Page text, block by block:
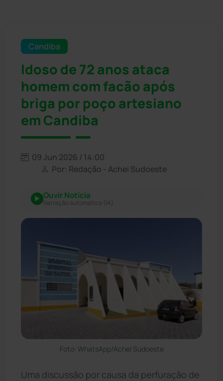
Candiba
Idoso de 72 anos ataca
homem com facão após
briga por poço artesiano
em Candiba
09 Jun 2026 / 14:00
Por: Redação - Achei Sudoeste
Ouvir Notícia
Narração automática (IA)
Foto: WhatsApp/Achei Sudoeste
Uma discussão por causa da perfuração de